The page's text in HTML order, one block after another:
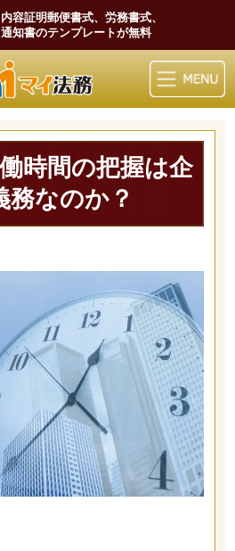
容証明郵便書式、労務書式、
知書のテンプレートが無料
マイ法務
時間の把握は企
務なのか？